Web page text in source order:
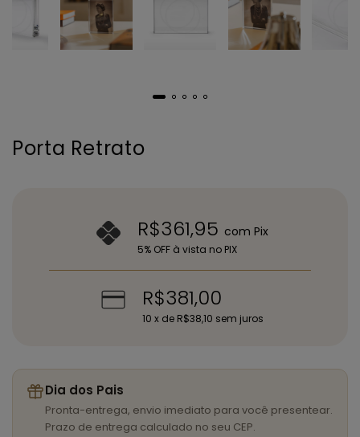
Porta Retrato
R$361,95 com Pix
5% OFF à vista no PIX
R$381,00
10 x de R$38,10 sem juros
Dia dos Pais
Pronta-entrega, envio imediato para você presentear.
Prazo de entrega calculado no seu CEP.